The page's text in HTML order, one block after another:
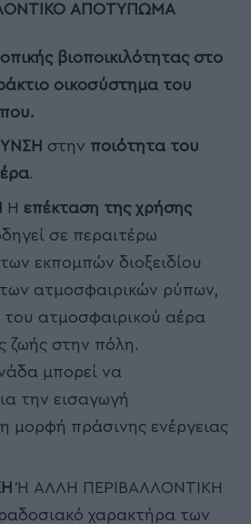
ΑΠΟΤΥΠΩΜΑ
βιοποικιλότητας στο
οικοσύστημα του
στην ποιότητα του
.
Η επέκταση της χρήσης
σε περαιτέρω
εκπομπών διοξειδίου
ατμοσφαιρικών ρύπων,
του ατμοσφαιρικού αέρα
ζωής στην πόλη.
μπορεί να
την εισαγωγή
μορφή πράσινης ενέργειας
Ή ΆΛΛΗ ΠΕΡΙΒΑΛΛΟΝΤΙΚΗ
χαρακτήρα των